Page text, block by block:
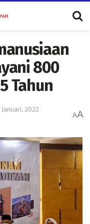
800
Tahun
Januari, 2022
AA